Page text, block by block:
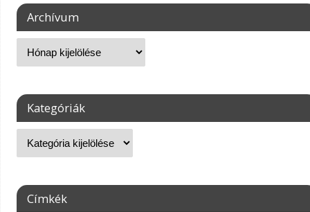
Archívum
Kategóriák
Címkék